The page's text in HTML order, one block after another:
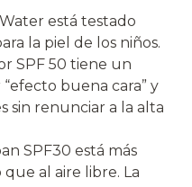
está testado
la piel de los niños.
SPF 50 tiene un
buena cara” y
sin renunciar a la alta
SPF30 está más
al aire libre. La